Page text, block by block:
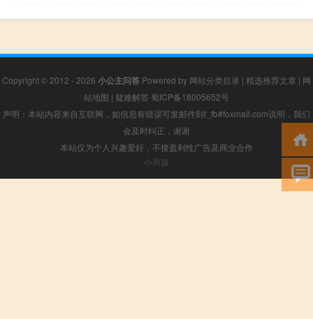
Copyright © 2012 - 2026 小公主问答 Powered by 网站分类目录 | 精选推荐文章 | 网
站地图 | 疑难解答 蜀ICP备18005652号
声明：本站内容来自互联网，如信息有错误可发邮件到f_fb#foxmail.com说明，我们
会及时纠正，谢谢
本站仅为个人兴趣爱好，不接盈利性广告及商业合作
小男孩